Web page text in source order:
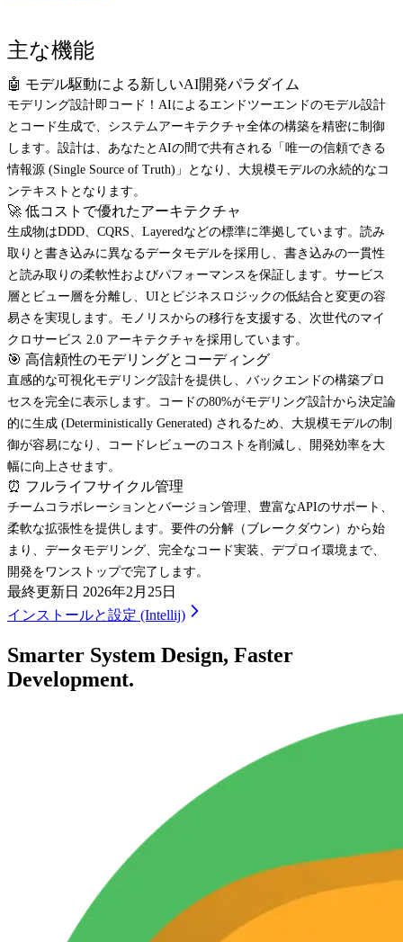
主な機能
🤖 モデル駆動による新しいAI開発パラダイム
モデリング設計即コード！AIによるエンドツーエンドのモデル設計
とコード生成で、システムアーキテクチャ全体の構築を精密に制御
します。設計は、あなたとAIの間で共有される「唯一の信頼できる
情報源 (Single Source of Truth)」となり、大規模モデルの永続的なコ
ンテキストとなります。
🚀 低コストで優れたアーキテクチャ
生成物はDDD、CQRS、Layeredなどの標準に準拠しています。読み
取りと書き込みに異なるデータモデルを採用し、書き込みの一貫性
と読み取りの柔軟性およびパフォーマンスを保証します。サービス
層とビュー層を分離し、UIとビジネスロジックの低結合と変更の容
易さを実現します。モノリスからの移行を支援する、次世代のマイ
クロサービス 2.0 アーキテクチャを採用しています。
🎯 高信頼性のモデリングとコーディング
直感的な可視化モデリング設計を提供し、バックエンドの構築プロ
セスを完全に表示します。コードの80%がモデリング設計から決定論
的に生成 (Deterministically Generated) されるため、大規模モデルの制
御が容易になり、コードレビューのコストを削減し、開発効率を大
幅に向上させます。
⏰ フルライフサイクル管理
チームコラボレーションとバージョン管理、豊富なAPIのサポート、
柔軟な拡張性を提供します。要件の分解（ブレークダウン）から始
まり、データモデリング、完全なコード実装、デプロイ環境まで、
開発をワンストップで完了します。
最終更新日 2026年2月25日
インストールと設定 (Intellij)
Smarter System Design, Faster
Development.